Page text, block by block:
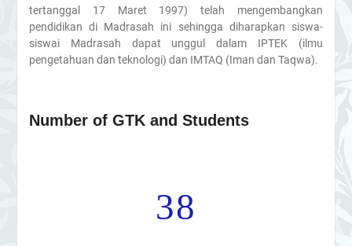
tertanggal 17 Maret 1997) telah mengembangkan
pendidikan di Madrasah ini sehingga diharapkan siswa-
siswai Madrasah dapat unggul dalam IPTEK (ilmu
pengetahuan dan teknologi) dan IMTAQ (Iman dan Taqwa).
Number of GTK and Students
38